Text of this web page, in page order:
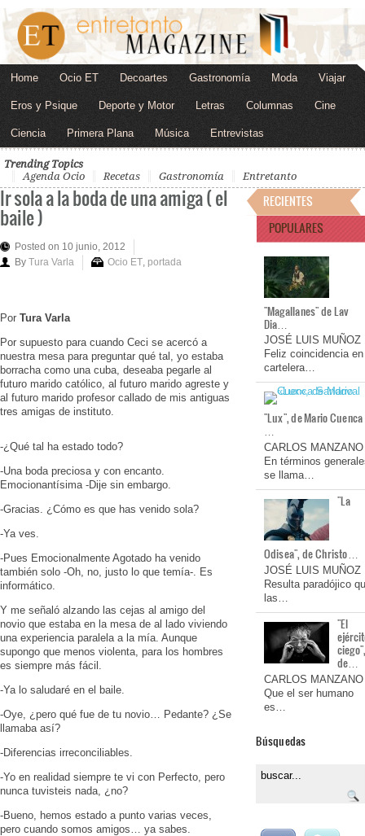
Home Ocio ET Decoartes Gastronomía Moda Viajar
Eros y Psique Deporte y Motor Letras Columnas Cine
Ciencia Primera Plana Música Entrevistas
Trending Topics
Agenda Ocio
Recetas Gastronomía Entretanto
Ir sola a la boda de una amiga ( el
baile )
Posted on 10 junio, 2012
By Tura Varla Ocio ET portada
Por Tura Varla
Por supuesto para cuando Ceci se acercó a
nuestra mesa para preguntar qué tal, yo estaba
borracha como una cuba, deseaba pegarle al
futuro marido católico, al futuro marido agreste y
al futuro marido profesor callado de mis antiguas
tres amigas de instituto.
-¿Qué tal ha estado todo?
-Una boda preciosa y con encanto.
Emocionantísima -Dije sin embargo.
-Gracias. ¿Cómo es que has venido sola?
-Ya ves.
-Pues Emocionalmente Agotado ha venido
también solo -Oh, no, justo lo que temía-. Es
informático.
Y me señaló alzando las cejas al amigo del
novio que estaba en la mesa de al lado viviendo
una experiencia paralela a la mía. Aunque
supongo que menos violenta, para los hombres
es siempre más fácil.
-Ya lo saludaré en el baile.
-Oye, ¿pero qué fue de tu novio… Pedante? ¿Se
llamaba así?
-Diferencias irreconciliables.
-Yo en realidad siempre te vi con Perfecto, pero
nunca tuvisteis nada, ¿no?
-Bueno, hemos estado a punto varias veces,
pero cuando somos amigos… ya sabes.
RECIENTES
POPULARES
"Magallanes" de Lav
Dia…
JOSÉ LUIS MUÑOZ
Feliz coincidencia en
cartelera…
"Lux", de Mario Cuenca
…
CARLOS MANZANO
En términos
se llama…
"La
Odisea", de Christo…
JOSÉ LUIS MUÑOZ
Resulta paradójico
las…
"El
de…
CARLOS MANZANO
Que el ser humano
es…
Búsquedas